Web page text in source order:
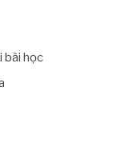
bài học